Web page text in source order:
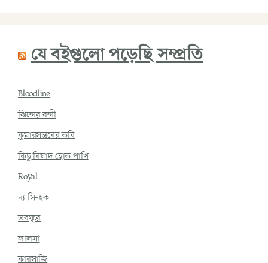
যে বইগুলো পড়েছি সম্প্রতি
Bloodline
ঝিন্দের বন্দী
কুমারসম্ভবের কবি
কিছু বিষাদ হোক পাখি
Royal
দ্য সি-হক
ভবঘুরে
লালসা
কারসাজি